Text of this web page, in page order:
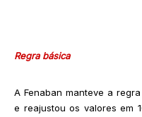
Regra básica
A Fenaban manteve a
e reajustou os valores em